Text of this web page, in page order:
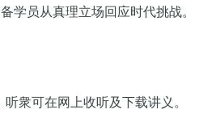
学员从真理立场回应时代挑战。
衆可在网上收听及下载讲义。